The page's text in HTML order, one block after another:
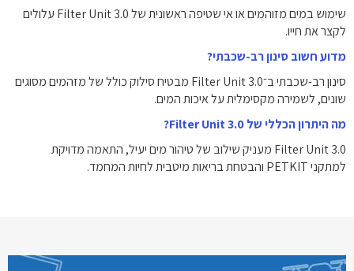
שימוש במים מזוהמים או אי שטיפה ראשונית של Filter Unit 3.0 עלולים
לקצר את חייו.
מדוע חשוב סינון רב-שכבתי?
סינון רב-שכבתי ב־Filter Unit 3.0 מבטיח סילוק כולל של מזהמים מסוגים
שונים, לשמירה מקסימלית על איכות המים.
מה היתרון הכללי של Filter Unit 3.0?
Filter Unit 3.0 מעניק שילוב של טיהור מים יעיל, התאמה מדויקת
למתקני PETKIT והבטחת בריאות מיטבית לחיות המחמד.